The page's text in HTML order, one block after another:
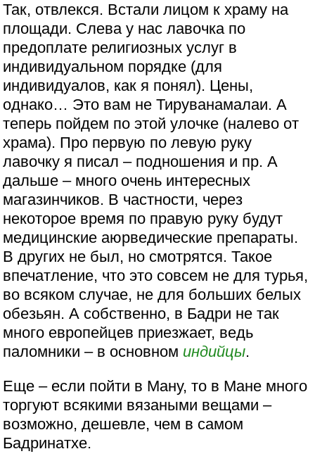
Так, отвлекся. Встали лицом к храму на
площади. Слева у нас лавочка по
предоплате религиозных услуг в
индивидуальном порядке (для
индивидуалов, как я понял). Цены,
однако… Это вам не Тируванамалаи. А
теперь пойдем по этой улочке (налево от
храма). Про первую по левую руку
лавочку я писал – подношения и пр. А
дальше – много очень интересных
магазинчиков. В частности, через
некоторое время по правую руку будут
медицинские аюрведические препараты.
В других не был, но смотрятся. Такое
впечатление, что это совсем не для турья,
во всяком случае, не для больших белых
обезьян. А собственно, в Бадри не так
много европейцев приезжает, ведь
паломники – в основном индийцы.
Еще – если пойти в Ману, то в Мане много
торгуют всякими вязаными вещами –
возможно, дешевле, чем в самом
Бадринатхе.